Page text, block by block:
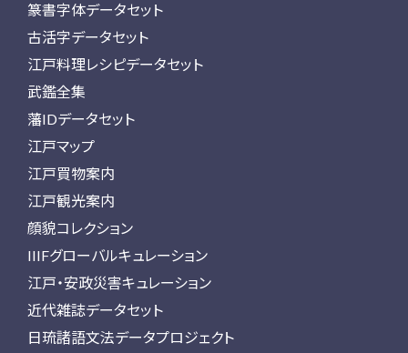
篆書字体データセット
古活字データセット
江戸料理レシピデータセット
武鑑全集
藩IDデータセット
江戸マップ
江戸買物案内
江戸観光案内
顔貌コレクション
IIIFグローバルキュレーション
江戸・安政災害キュレーション
近代雑誌データセット
日琉諸語文法データプロジェクト